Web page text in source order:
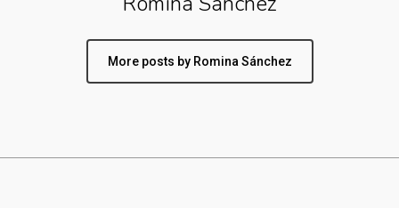
More posts by Romina Sánchez